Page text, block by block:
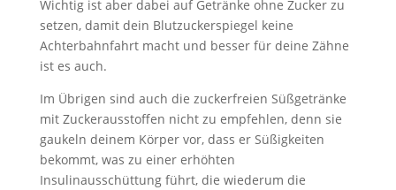
Wichtig ist aber dabei auf Getränke ohne Zucker zu
setzen, damit dein Blutzuckerspiegel keine
Achterbahnfahrt macht und besser für deine Zähne
ist es auch.
Im Übrigen sind auch die zuckerfreien Süßgetränke
mit Zuckerausstoffen nicht zu empfehlen, denn sie
gaukeln deinem Körper vor, dass er Süßigkeiten
bekommt, was zu einer erhöhten
Insulinausschüttung führt, die wiederum die